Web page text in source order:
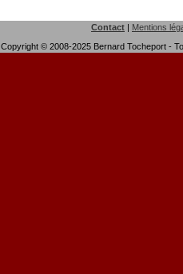
Contact | Mentions
Copyright © 2008-2025 Bernard Tocheport -